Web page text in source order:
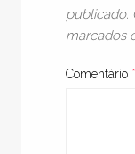
publicado.
marcados
Comentário *